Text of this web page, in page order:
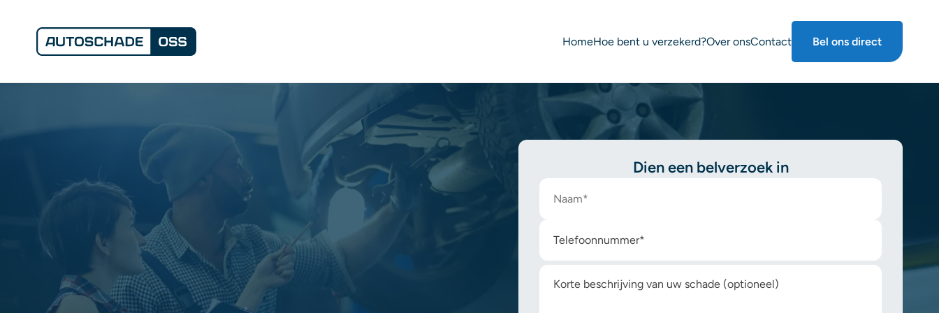
HomeHoe bent u verzekerd?Over onsContact Bel ons direct
Dien een belverzoek in